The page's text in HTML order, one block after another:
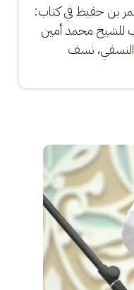
بن حفيظ في كتاب:
للشيخ محمد أمين
النسفي، نسف